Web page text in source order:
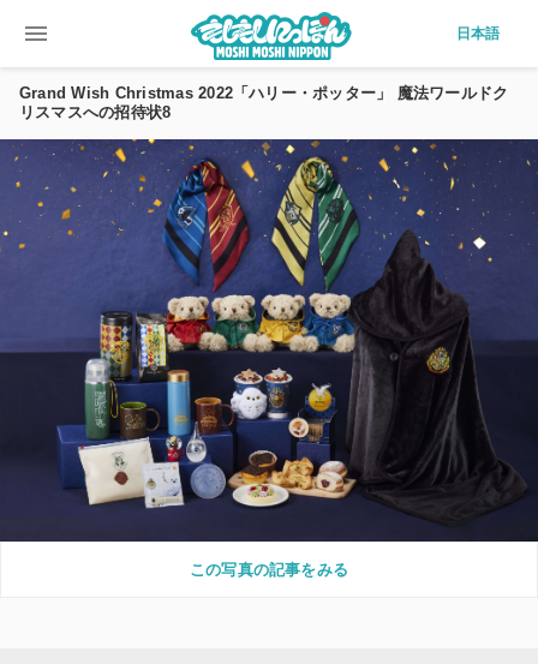
menu 日本語
Grand Wish Christmas 2022「ハリー・ポッター」 魔法ワールドク
リスマスへの招待状8
この写真の記事をみる